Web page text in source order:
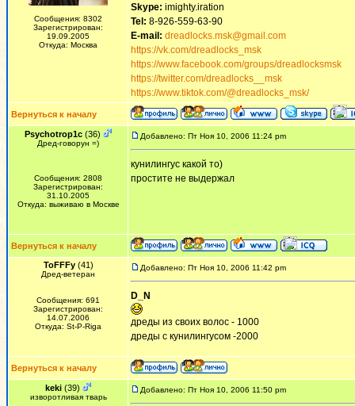
Сообщения: 8302
Зарегистрирован:
19.09.2005
Откуда: Москва
Skype: imighty.iration
Tel: 8-926-559-63-90
E-mail: dreadlocks.msk@gmail.com
https://vk.com/dreadlocks_msk
https://www.facebook.com/groups/dreadlocksmsk
https://twitter.com/dreadlocks__msk
https://www.tiktok.com/@dreadlocks_msk/
Вернуться к началу
Psychotrop1c (36)
Дред-говорун =)
Сообщения: 2808
Зарегистрирован:
31.10.2005
Откуда: выживаю в Москве
Добавлено: Пт Ноя 10, 2006 11:24 pm
кунилингус какой то)
простите не выдержал
Вернуться к началу
ToFFFy(41)
Дред-ветеран
Сообщения: 691
Зарегистрирован:
14.07.2006
Откуда: St-P-Riga
Добавлено: Пт Ноя 10, 2006 11:42 pm
D_N
дреды из своих волос - 1000
дреды с кунилингусом -2000
Вернуться к началу
keki (39)
изворотливая тварь
Добавлено: Пт Ноя 10, 2006 11:50 pm